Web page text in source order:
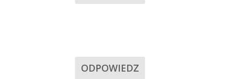
ODPOWIEDZ